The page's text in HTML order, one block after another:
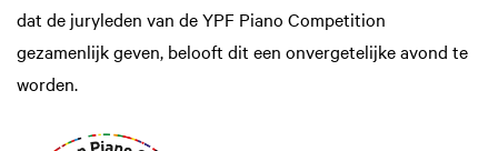
dat de juryleden van de YPF Piano Competition
gezamenlijk geven, belooft dit een onvergetelijke avond te
worden.